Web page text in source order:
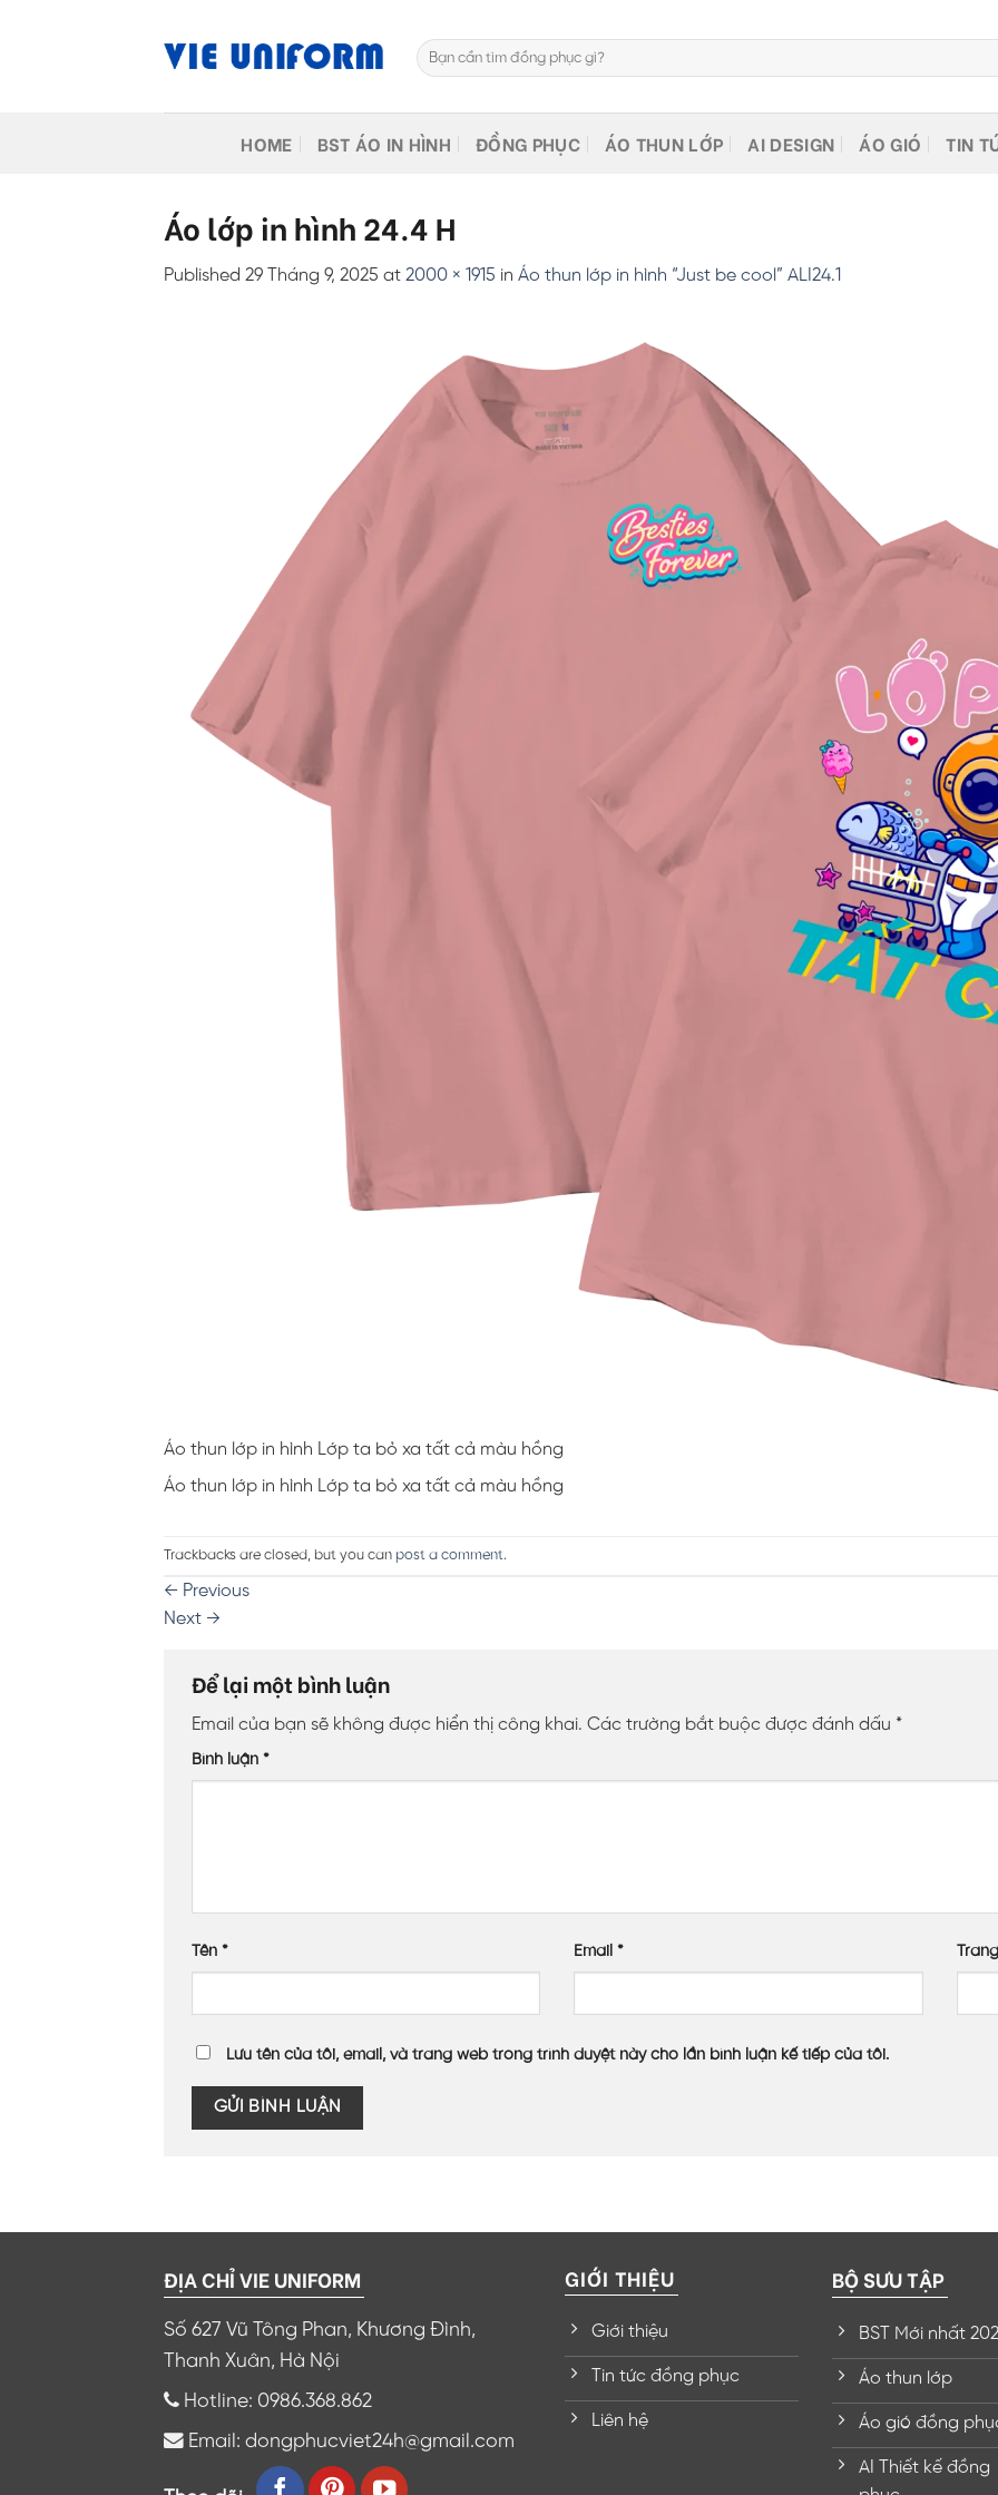
Tìm
kiếm:
HOME BST ÁO IN HÌNH ĐỒNG PHỤC ÁO THUN LỚP AI DESIGN ÁO GIÓ TIN
Áo lớp in hình 24.4 H
Published 29 Tháng 9, 2025 at 2000 × 1915 in Áo thun lớp in hình “Just be cool” ALI24.1
Áo thun lớp in hình Lớp ta bỏ xa tất cả màu hồng
Áo thun lớp in hình Lớp ta bỏ xa tất cả màu hồng
Trackbacks are closed, but you can post a comment.
← Previous
Next →
Để lại một bình luận
Email của bạn sẽ không được hiển thị công khai. Các trường bắt buộc được đánh dấu *
Bình luận *
Tên * Email*
Lưu tên của tôi, email, và trang web trong trình duyệt này cho lần bình luận kế tiếp của tôi.
ĐỊA CHỈ VIE UNIFORM
Số 627 Vũ Tông Phan, Khương Đình,
Thanh Xuân, Hà Nội
Hotline: 0986.368.862
Email: dongphucviet24h@gmail.com
GIỚI THIỆU
Giới thiệu
Tin tức đồng phục
Liên hệ
BỘ SƯU TẬP
BST Mới nhất
Áo thun lớp
Áo gió đồng
AI Thiết kế đồng